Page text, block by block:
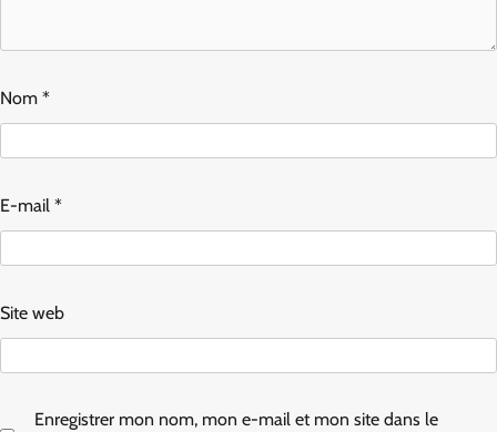
Nom *
E-mail *
Site web
Enregistrer mon nom, mon e-mail et mon site dans le